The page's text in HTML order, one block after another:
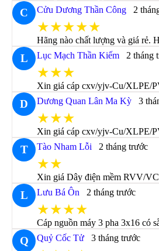
C Cửu Dương Thần Công 2
★★★★★
Hãng nào chất lượng và giá rẻ.
L Lục Mạch Thần Kiếm 2 tháng
★★★
Xin giá cáp cxv/yjv-Cu/XLPE/
D Dương Quan Lân Ma Kỳ 3
★★★
Xin giá cáp cxv/yjv-Cu/XLPE/
T Tào Nham Lỗi 2 tháng trước
★★
Xin giá Dây điện mềm RVV/
L Lưu Bá Ôn 2 tháng trước
★★★★
Cáp nguồn máy 3 pha 3x16 có
Q Quỷ Cốc Tử 3 tháng trước